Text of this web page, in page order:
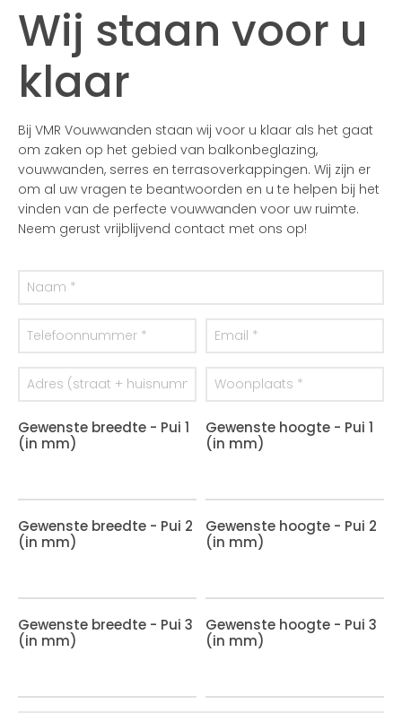
Wij staan voor u
klaar
Bij VMR Vouwwanden staan wij voor u klaar als het gaat
om zaken op het gebied van balkonbeglazing,
vouwwanden, serres en terrasoverkappingen. Wij zijn er
om al uw vragen te beantwoorden en u te helpen bij het
vinden van de perfecte vouwwanden voor uw ruimte.
Neem gerust vrijblijvend contact met ons op!
Gewenste breedte - Pui 1
(in mm)
Gewenste hoogte - Pui 1
(in mm)
Gewenste breedte - Pui 2
(in mm)
Gewenste hoogte - Pui 2
(in mm)
Gewenste breedte - Pui 3
(in mm)
Gewenste hoogte - Pui 3
(in mm)